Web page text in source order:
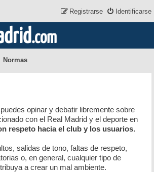
Identificarse
Registrarse
.com
Normas
opinar y debatir libremente sobre
con el Real Madrid y el deporte en
respeto hacia el club y los usuarios.
salidas de tono, faltas de respeto,
o, en general, cualquier tipo de
a crear un mal ambiente.